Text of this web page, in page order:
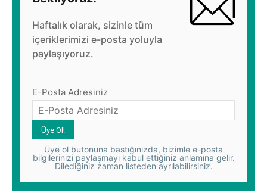
Haftalık olarak, sizinle tüm
içeriklerimizi e-posta yoluyla
paylaşıyoruz.
E-Posta Adresiniz
Üye ol butonuna bastığınızda, bizimle e-posta
bilgilerinizi paylaşmayı kabul ettiğiniz anlamına gelir.
Dilediğiniz zaman listeden ayrılabilirsiniz.